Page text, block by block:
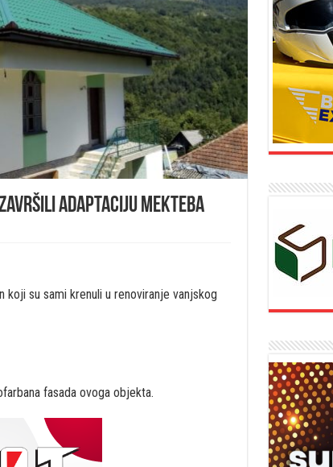
adaptaciju mekteba
su sami krenuli u renoviranje vanjskog
fasada ovoga objekta.